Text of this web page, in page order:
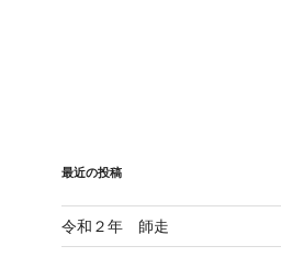
最近の投稿
令和２年 師走